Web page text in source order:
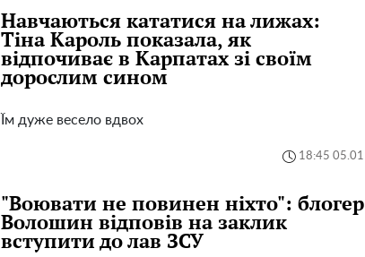
Навчаються кататися на лижах:
Тіна Кароль показала, як
відпочиває в Карпатах зі своїм
дорослим сином
Їм дуже весело вдвох
18:45 05.01
"Воювати не повинен ніхто": блогер
Волошин відповів на заклик
вступити до лав ЗСУ